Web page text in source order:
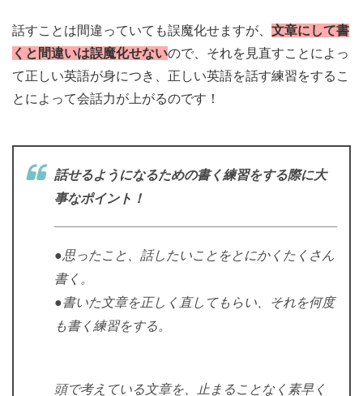
話すことは間違っていても誤魔化せますが、 文章にして書
くと間違いは誤魔化せないので、それを見直すことによっ
て正しい英語が身につき、正しい英語を話す練習をするこ
とによって会話力が上がるのです！
話せるようになるための書く練習をする際に大
事なポイント！
●思ったこと、話したいことをとにかくたくさん
書く。
●書いた文章を正しく直してもらい、それを何度
も書く練習をする。
頭で考えている文章を、止まることなく素早く